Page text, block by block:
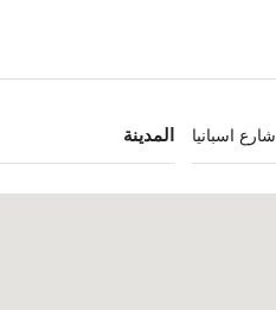
شارع اسبانيا المدينة